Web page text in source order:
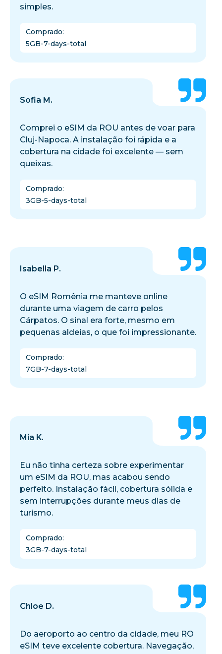
simples.
Comprado:
5GB-7-days-total
Sofia M.
Comprei o eSIM da ROU antes de voar para
Cluj-Napoca. A instalação foi rápida e a
cobertura na cidade foi excelente — sem
queixas.
Comprado:
3GB-5-days-total
Isabella P.
O eSIM Romênia me manteve online
durante uma viagem de carro pelos
Cárpatos. O sinal era forte, mesmo em
pequenas aldeias, o que foi impressionante.
Comprado:
7GB-7-days-total
Mia K.
Eu não tinha certeza sobre experimentar
um eSIM da ROU, mas acabou sendo
perfeito. Instalação fácil, cobertura sólida e
sem interrupções durante meus dias de
turismo.
Comprado:
3GB-7-days-total
Chloe D.
Do aeroporto ao centro da cidade, meu RO
eSIM teve excelente cobertura. Navegação,